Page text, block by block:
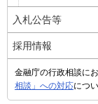
入札公告等
採用情報
金融庁の行政相談にお
相談」への対応につ